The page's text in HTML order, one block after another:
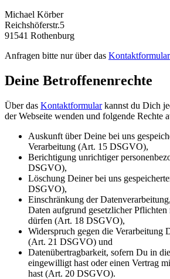
Michael Körber
Reichshöferstr.5
91541 Rothenburg
Anfragen bitte nur über das Kontaktformular
Deine Betroffenenrechte
Über das Kontaktformularkannst du Dich
der Webseite wenden und folgende Rechte
Auskunft über Deine bei uns
Verarbeitung (Art. 15 DSGVO),
Berichtigung unrichtiger
DSGVO),
Löschung Deiner bei uns
DSGVO),
Einschränkung der
Daten aufgrund gesetzlicher Pflichten
dürfen (Art. 18 DSGVO),
Widerspruch gegen die Verarbeitung
(Art. 21 DSGVO) und
Datenübertragbarkeit, sofern Du in
eingewilligt hast oder einen Vertrag
hast (Art. 20 DSGVO).